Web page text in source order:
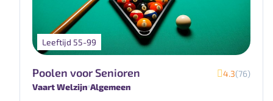
Leeftijd 55-99
Poolen voor Senioren 4.3(76)
Vaart Welzijn Algemeen